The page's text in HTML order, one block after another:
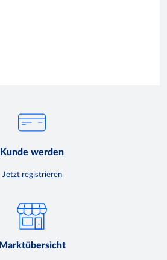
Kunde werden
Jetzt registrieren
Marktübersicht